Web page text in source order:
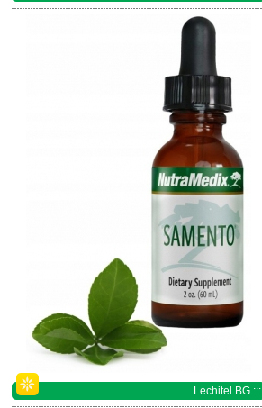
Lechitel.BG :::